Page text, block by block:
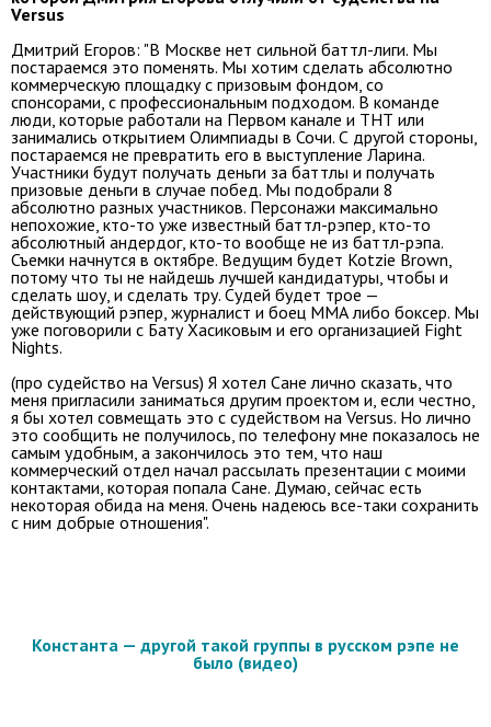
Versus
Дмитрий Егоров: "В Москве нет сильной баттл-лиги. Мы
постараемся это поменять. Мы хотим сделать абсолютно
коммерческую площадку с призовым фондом, со
спонсорами, с профессиональным подходом. В команде
люди, которые работали на Первом канале и ТНТ или
занимались открытием Олимпиады в Сочи. С другой стороны,
постараемся не превратить его в выступление Ларина.
Участники будут получать деньги за баттлы и получать
призовые деньги в случае побед. Мы подобрали 8
абсолютно разных участников. Персонажи максимально
непохожие, кто-то уже известный баттл-рэпер, кто-то
абсолютный андердог, кто-то вообще не из баттл-рэпа.
Съемки начнутся в октябре. Ведущим будет Kotzie Brown,
потому что ты не найдешь лучшей кандидатуры, чтобы и
сделать шоу, и сделать тру. Судей будет трое —
действующий рэпер, журналист и боец ММА либо боксер. Мы
уже поговорили с Бату Хасиковым и его организацией Fight
Nights.
(про судейство на Versus) Я хотел Сане лично сказать, что
меня пригласили заниматься другим проектом и, если честно,
я бы хотел совмещать это с судейством на Versus. Но лично
это сообщить не получилось, по телефону мне показалось не
самым удобным, а закончилось это тем, что наш
коммерческий отдел начал рассылать презентации с моими
контактами, которая попала Сане. Думаю, сейчас есть
некоторая обида на меня. Очень надеюсь все-таки сохранить
с ним добрые отношения".
Константа — другой такой группы в русском рэпе не
было (видео)